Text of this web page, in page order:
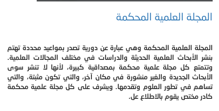
المجلة العلمية المحكمة
المجلة العلمية المحكمة وهي عبارة عن دورية تصدر بمواعيد محددة تهتم
بنشر الأبحاث العلمية الحديثة والدراسات في مختلف المجالات العلمية.
وتتمتع كل مجلة علمية محكمة بمصداقية كبيرة، لأنها لا تنشر سوى
الأبحاث الجديدة والغير منشورة في مكان آخر، والتي تكون مثبتة، والتي
تساهم في تطور العلوم وتقدمها. ويشرف على كل مجلة علمية محكمة
كادر مختص يقوم بالاطلاع عل.